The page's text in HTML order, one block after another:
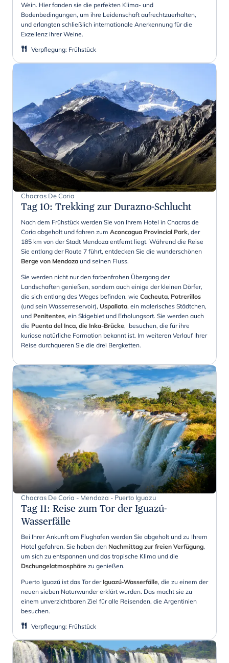
Wein. Hier fanden sie die perfekten Klima- und
Bodenbedingungen, um ihre Leidenschaft aufrechtzuerhalten,
und erlangten schließlich internationale Anerkennung für die
Exzellenz ihrer Weine.
Verpflegung: Frühstück
Chacras De Coria
Tag 10: Trekking zur Durazno-Schlucht
Nach dem Frühstück werden Sie von Ihrem Hotel in Chacras de
Coria abgeholt und fahren zum Aconcagua Provincial Park, der
185 km von der Stadt Mendoza entfernt liegt. Während die Reise
Sie entlang der Route 7 führt, entdecken Sie die wunderschönen
Berge von Mendoza und seinen Fluss.
Sie werden nicht nur den farbenfrohen Übergang der
Landschaften genießen, sondern auch einige der kleinen Dörfer,
die sich entlang des Weges befinden, wie Cacheuta, Potrerillos
(und sein Wasserreservoir), Uspallata, ein malerisches Städtchen,
und Penitentes, ein Skigebiet und Erholungsort. Sie werden auch
die Puenta del Inca, die Inka-Brücke, besuchen, die für ihre
kuriose natürliche Formation bekannt ist. Im weiteren Verlauf Ihrer
Reise durchqueren Sie die drei Bergketten.
Chacras De Coria - Mendoza - Puerto Iguazu
Tag 11: Reise zum Tor der Iguazú-
Wasserfälle
Bei Ihrer Ankunft am Flughafen werden Sie abgeholt und zu Ihrem
Hotel gefahren. Sie haben den Nachmittag zur freien Verfügung,
um sich zu entspannen und das tropische Klima und die
Dschungelatmosphäre zu genießen.
Puerto Iguazú ist das Tor der Iguazú-Wasserfälle, die zu einem der
neuen sieben Naturwunder erklärt wurden. Das macht sie zu
einem unverzichtbaren Ziel für alle Reisenden, die Argentinien
besuchen.
Verpflegung: Frühstück